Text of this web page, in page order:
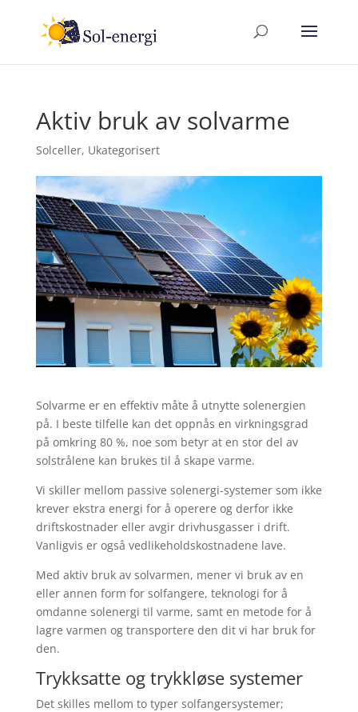
Aktiv bruk av solvarme
Solceller, Ukategorisert
Solvarme er en effektiv måte å utnytte solenergien
på. I beste tilfelle kan det oppnås en virkningsgrad
på omkring 80 %, noe som betyr at en stor del av
solstrålene kan brukes til å skape varme.
Vi skiller mellom passive solenergi-systemer som ikke
krever ekstra energi for å operere og derfor ikke
driftskostnader eller avgir drivhusgasser i drift.
Vanligvis er også vedlikeholdskostnadene lave.
Med aktiv bruk av solvarmen, mener vi bruk av en
eller annen form for solfangere, teknologi for å
omdanne solenergi til varme, samt en metode for å
lagre varmen og transportere den dit vi har bruk for
den.
Trykksatte og trykkløse systemer
Det skilles mellom to typer solfangersystemer;